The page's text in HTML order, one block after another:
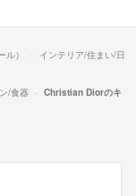
）
インテリア/住まい/日
/食器
Christian Diorのキ